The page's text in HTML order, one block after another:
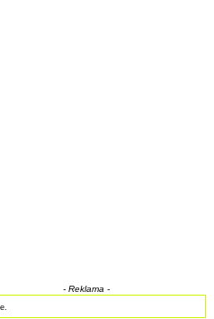
- Reklama -